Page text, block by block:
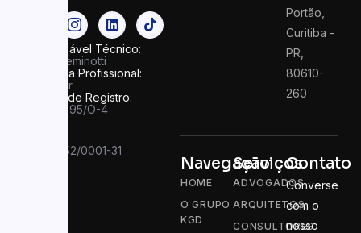
Responsável Técnico:
Felipe Seminotti
Categoria Profissional:
Contador
Número de Registro:
PR 049995/O-4
13.910.752/0001-31
Portão,
Curitiba -
PR,
80610-
260
Navegação
HOME
O GRUPO
KGD
Serviços
ADVOGADOS
ARQUITETOS
CONSULTORES
Contato
Converse
com o
nosso